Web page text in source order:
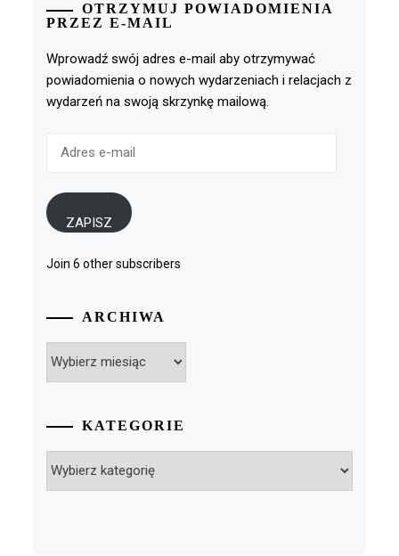
OTRZYMUJ POWIADOMIENIA
PRZEZ E-MAIL
Wprowadź swój adres e-mail aby otrzymywać
powiadomienia o nowych wydarzeniach i relacjach z
wydarzeń na swoją skrzynkę mailową.
ZAPISZ
Join 6 other subscribers
ARCHIWA
KATEGORIE